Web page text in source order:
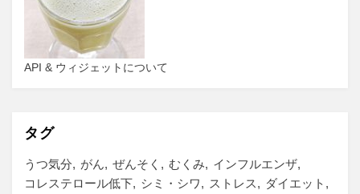
API & ウィジェットについて
タグ
うつ気分 がん ぜんそく むくみ
インフルエンザ
コレステロール低下
シミ・シワ ストレス
ダイエット